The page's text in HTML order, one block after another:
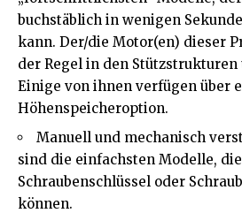
buchstäblich in wenigen
kann. Der/die Motor(en) dieser
der Regel in den
Einige von ihnen verfügen über
Höhenspeicheroption.
Manuell und mechanisch
sind die einfachsten Modelle,
Schraubenschlüssel oder
können.